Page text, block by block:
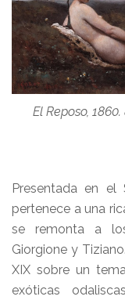
El Reposo,
Presentada en el
pertenece a una
se remonta a
Giorgione y
XIX sobre un
exóticas